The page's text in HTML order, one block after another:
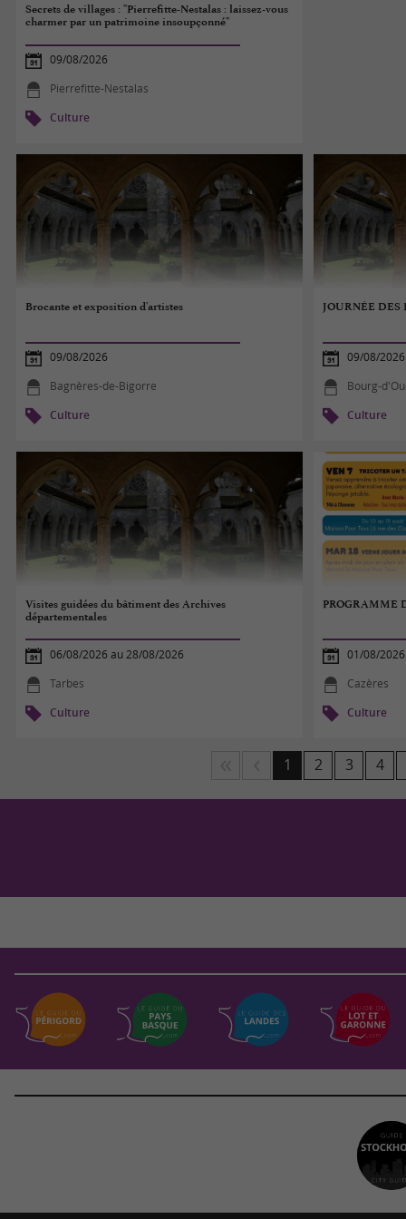
Secrets de villages : "Pierrefitte-Nestalas : laissez-vous
charmer par un patrimoine insoupçonné"
09/08/2026
Pierrefitte-Nestalas
Culture
Brocante et exposition d'artistes
09/08/2026
Bagnères-de-Bigorre
Culture
JOURNÉE DES
09/08/2026
Bourg-
Culture
Visites guidées du bâtiment des Archives
départementales
06/08/2026 au 28/08/2026
Tarbes
Culture
PROGRAMME
01/08/
Cazères
Culture
1 2 3 4